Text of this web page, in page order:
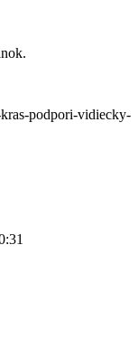
podpori-vidiecky-